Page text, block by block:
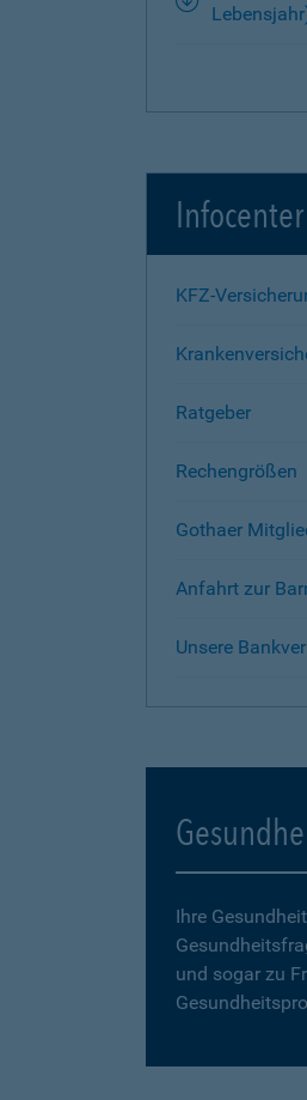
Infocenter
KFZ-
Ratgeber
Rechengrößen
Gothaer
Anfahrt zur
Unsere
Ihre
und sogar zu